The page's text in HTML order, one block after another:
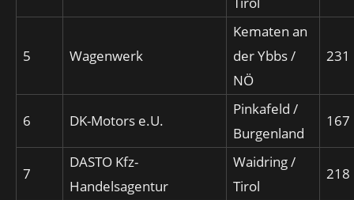
5 Wagenwerk
Kematen an
der Ybbs /
NÖ
231
6 DK-Motors e.U.
Pinkafeld /
Burgenland
167
7
DASTO Kfz-
Handelsagentur
Waidring /
Tirol
218